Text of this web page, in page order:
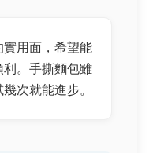
用面，希望能
。手撕麵包雖
次就能進步。